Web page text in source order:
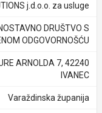
j.d.o.o. za usluge
DRUŠTVO S
ODGOVORNOŠĆU
ARNOLDA 7, 42240
IVANEC
Varaždinska županija